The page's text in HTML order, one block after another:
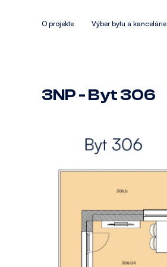
O projekte Výber bytu a kancelárie
3NP - Byt 306